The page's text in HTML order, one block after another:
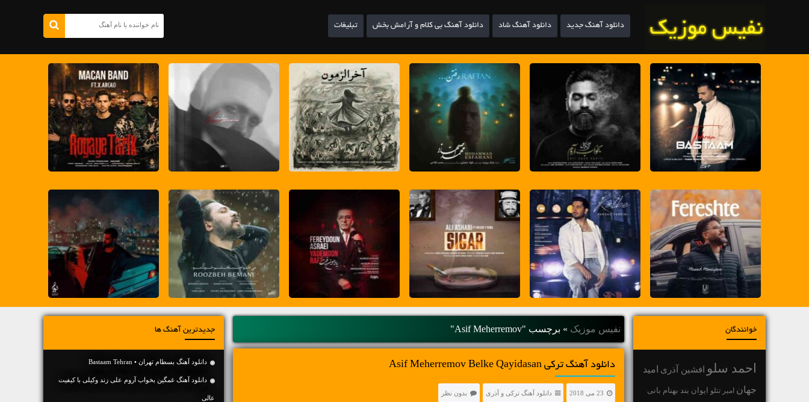
دانلود آهنگ جدید دانلود آهنگ شاد دانلود آهنگ بی کلام و آرامش بخش تبلیغات
خوانندگان
احمد سلو افشین آذری امید
جهان امیر تتلو ایوان بند بهنام بانی
نفیس موزیک » برچسب "Asif Meherremov"
دانلود آهنگ ترکی Asif Meherremov Belke Qayidasan
23 می 2018 دانلود آهنگ ترکی و آذری بدون نظر
جدیدترین آهنگ ها
دانلود آهنگ بسطام تهران • Bastaam Tehran
دانلود آهنگ غمگین بخواب آروم علی زند وکیلی با کیفیت
عالی